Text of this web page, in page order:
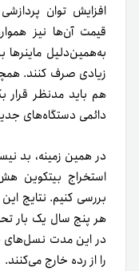
افزایش توان
قیمت آن‌ها نیز
به‌همین‌دلیل
زیادی صرف کنند.
هم باید مد‌نظر قرار
دائمی دستگاه‌های
در همین زمینه، بد
بررسی کنیم. نتایج
هر پنج سال یک بار
در این مدت نسل‌های
را از رده خارج می‌کنند.